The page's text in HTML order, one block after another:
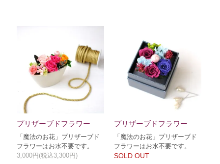
プリザーブドフラワー
「魔法のお花」プリザーブド
フラワーはお水不要です。
3,000円(税込3,300円)
プリザーブドフラワー
「魔法のお花」プリザーブド
フラワーはお水不要です。
SOLD OUT